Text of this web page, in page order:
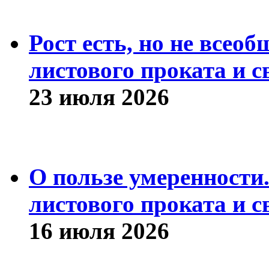
Рост есть, но не
листового проката и
23 июля 2026
О пользе
листового проката и
16 июля 2026